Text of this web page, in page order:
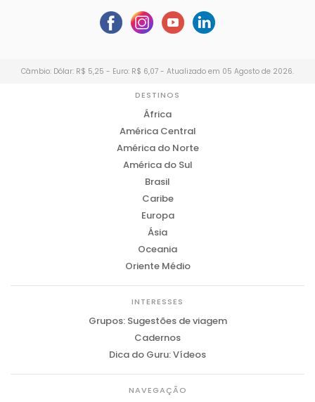
Câmbio: Dólar: R$ 5,25 - Euro: R$ 6,07 - Atualizado em 05 Agosto de 2026.
DESTINOS
África
América Central
América do Norte
América do Sul
Brasil
Caribe
Europa
Ásia
Oceania
Oriente Médio
INTERESSES
Grupos: Sugestões de viagem
Cadernos
Dica do Guru: Vídeos
NAVEGAÇÃO